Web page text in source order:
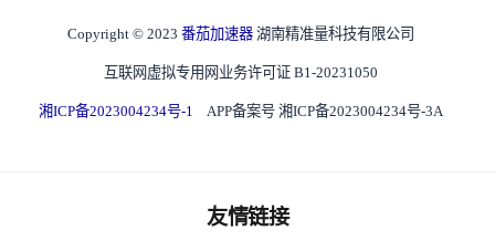
Copyright © 2023 番茄加速器 湖南精准量科技有限公司
互联网虚拟专用网业务许可证 B1-20231050
湘ICP备2023004234号-1 APP备案号 湘ICP备2023004234号-3A
友情链接